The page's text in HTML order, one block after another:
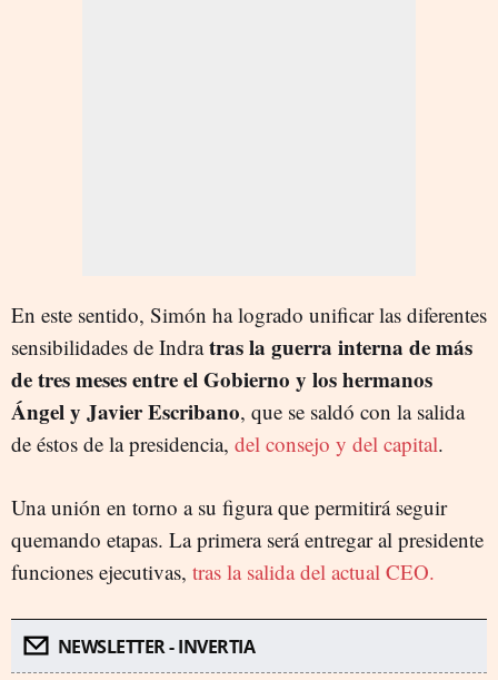
En este sentido, Simón ha logrado unificar las diferentes
sensibilidades de Indratras la guerra interna de más
de tres meses entre el Gobierno y los hermanos
Ángel y Javier Escribano, que se saldó con la salida
de éstos de la presidencia, del consejo y del capital.
Una unión en torno a su figura que permitirá seguir
quemando etapas. La primera será entregar al presidente
funciones ejecutivas, tras la salida del actual CEO.
NEWSLETTER - INVERTIA